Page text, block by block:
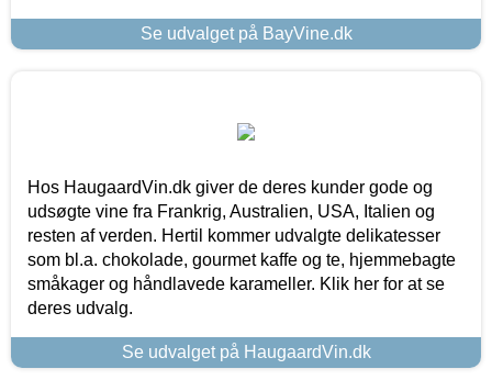
Se udvalget på BayVine.dk
Hos HaugaardVin.dk giver de deres kunder gode og
udsøgte vine fra Frankrig, Australien, USA, Italien og
resten af verden. Hertil kommer udvalgte delikatesser
som bl.a. chokolade, gourmet kaffe og te, hjemmebagte
småkager og håndlavede karameller. Klik her for at se
deres udvalg.
Se udvalget på HaugaardVin.dk